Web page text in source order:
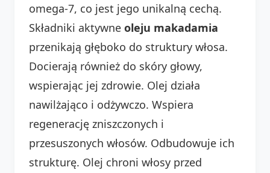
omega-7, co jest jego unikalną cechą.
Składniki aktywne oleju makadamia
przenikają głęboko do struktury włosa.
Docierają również do skóry głowy,
wspierając jej zdrowie. Olej działa
nawilżająco i odżywczo. Wspiera
regenerację zniszczonych i
przesuszonych włosów. Odbudowuje ich
strukturę. Olej chroni włosy przed